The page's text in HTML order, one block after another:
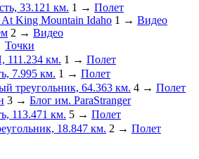
33.121 км. 1 → Полет
King Mountain Idaho 1 → Видео
2 → Видео
Точки
111.234 км. 1 → Полет
7.995 км. 1 → Полет
треугольник, 64.363 км. 4 → Полет
3 → Блог им. ParaStranger
113.471 км. 5 → Полет
18.847 км. 2 → Полет